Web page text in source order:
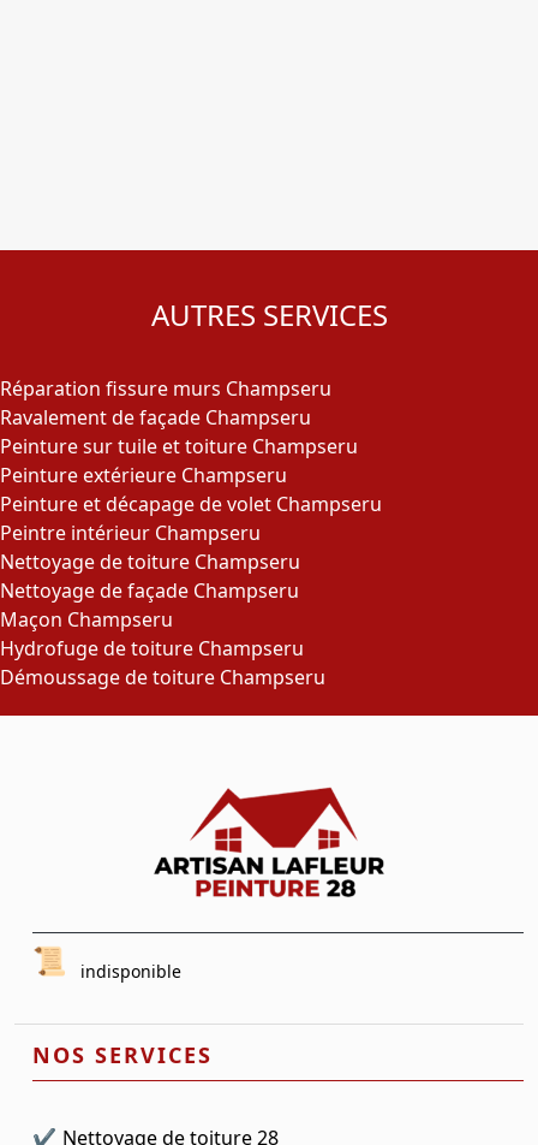
AUTRES SERVICES
Réparation fissure murs Champseru
Ravalement de façade Champseru
Peinture sur tuile et toiture Champseru
Peinture extérieure Champseru
Peinture et décapage de volet Champseru
Peintre intérieur Champseru
Nettoyage de toiture Champseru
Nettoyage de façade Champseru
Maçon Champseru
Hydrofuge de toiture Champseru
Démoussage de toiture Champseru
indisponible
NOS SERVICES
Nettoyage de toiture 28